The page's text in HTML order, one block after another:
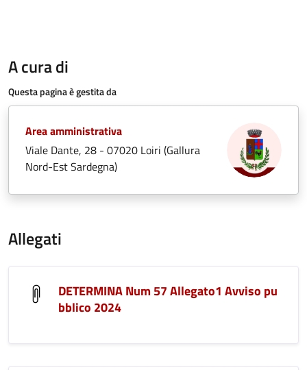
A cura di
Questa pagina è gestita da
Area amministrativa
Viale Dante, 28 - 07020 Loiri (Gallura
Nord-Est Sardegna)
Allegati
DETERMINA Num 57 Allegato1 Avviso pu
bblico 2024